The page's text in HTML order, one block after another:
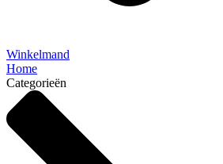
Winkelmand
Home
Categorieën